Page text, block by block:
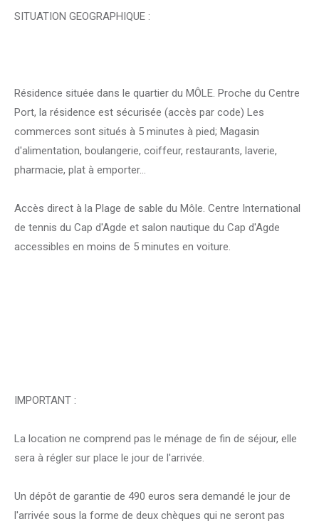
SITUATION GEOGRAPHIQUE :
Résidence située dans le quartier du MÔLE. Proche du Centre
Port, la résidence est sécurisée (accès par code) Les
commerces sont situés à 5 minutes à pied; Magasin
d'alimentation, boulangerie, coiffeur, restaurants, laverie,
pharmacie, plat à emporter...
Accès direct à la Plage de sable du Môle. Centre International
de tennis du Cap d'Agde et salon nautique du Cap d'Agde
accessibles en moins de 5 minutes en voiture.
IMPORTANT :
La location ne comprend pas le ménage de fin de séjour, elle
sera à régler sur place le jour de l'arrivée.
Un dépôt de garantie de 490 euros sera demandé le jour de
l'arrivée sous la forme de deux chèques qui ne seront pas